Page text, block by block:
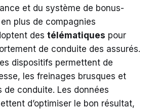
et du système de bonus-
plus de compagnies
des télématiques pour
de conduite des assurés.
dispositifs permettent de
les freinages brusques et
de conduite. Les données
d’optimiser le bon résultat,